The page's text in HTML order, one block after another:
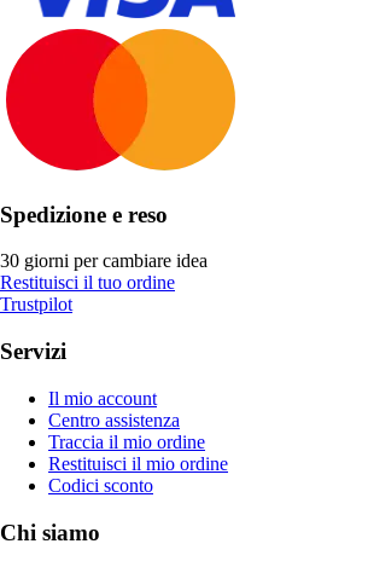
Spedizione e reso
30 giorni per cambiare idea
Restituisci il tuo ordine
Trustpilot
Servizi
Il mio account
Centro assistenza
Traccia il mio ordine
Restituisci il mio ordine
Codici sconto
Chi siamo